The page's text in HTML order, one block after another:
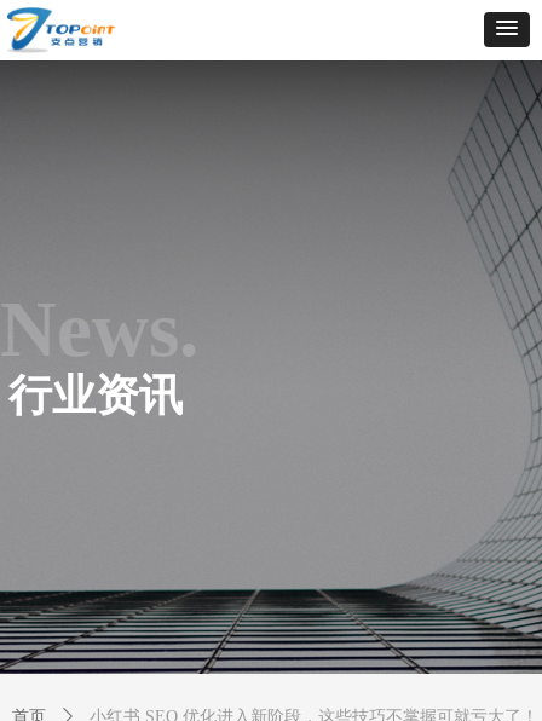
News.
行业资讯
首页 ꄲ 小红书 SEO 优化进入新阶段，这些技巧不掌握可就亏大了！